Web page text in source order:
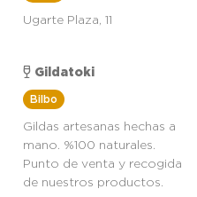
Ugarte Plaza, 11
Gildatoki
Bilbo
Gildas artesanas hechas a
mano. %100 naturales.
Punto de venta y recogida
de nuestros productos.